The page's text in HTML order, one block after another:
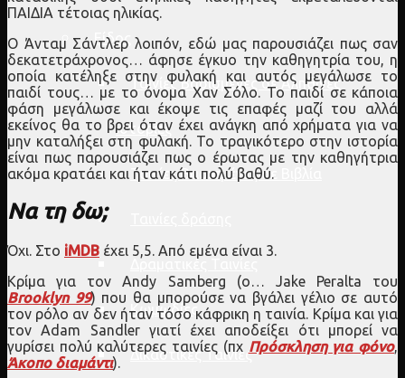
Είδος
Ταινίες Βασισμένες σε Αληθινές
Ιστορίες
Ταινίες Βασισμένες σε Βιβλία
Δραματικές Ταινίες
Κωμωδίες
Δικαστικές Ταινίες
ΠΑΙΔΙΑ τέτοιας ηλικίας.
Ο Άνταμ Σάντλερ λοιπόν, εδώ μας παρουσιάζει πως σαν
δεκατετράχρονος… άφησε έγκυο την καθηγητρία του, η
οποία κατέληξε στην φυλακή και αυτός μεγάλωσε το
παιδί τους… με το όνομα Χαν Σόλο. Το παιδί σε κάποια
φάση μεγάλωσε και έκοψε τις επαφές μαζί του αλλά
εκείνος θα το βρει όταν έχει ανάγκη από χρήματα για να
μην καταλήξει στη φυλακή. Το τραγικότερο στην ιστορία
είναι πως παρουσιάζει πως ο έρωτας με την καθηγήτρια
ακόμα κρατάει και ήταν κάτι πολύ βαθύ.
Να τη δω;
Όχι. Στο iMDB έχει 5,5. Από εμένα είναι 3.
Κρίμα για τον Andy Samberg (ο… Jake Peralta του
Brooklyn 99) που θα μπορούσε να βγάλει γέλιο σε αυτό
τον ρόλο αν δεν ήταν τόσο κάφρικη η ταινία. Κρίμα και για
τον Adam Sandler γιατί έχει αποδείξει ότι μπορεί να
γυρίσει πολύ καλύτερες ταινίες (πχ Πρόσκληση για φόνο,
Άκοπο διαμάντι).